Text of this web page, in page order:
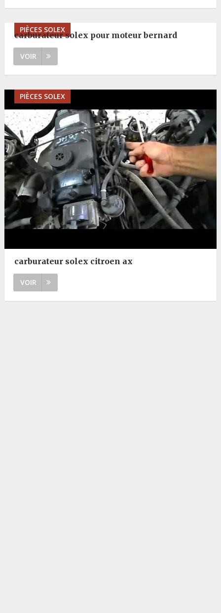
PIÈCES SOLEX
carburateur solex pour moteur bernard
VOIR
PIÈCES SOLEX
carburateur solex citroen ax
VOIR